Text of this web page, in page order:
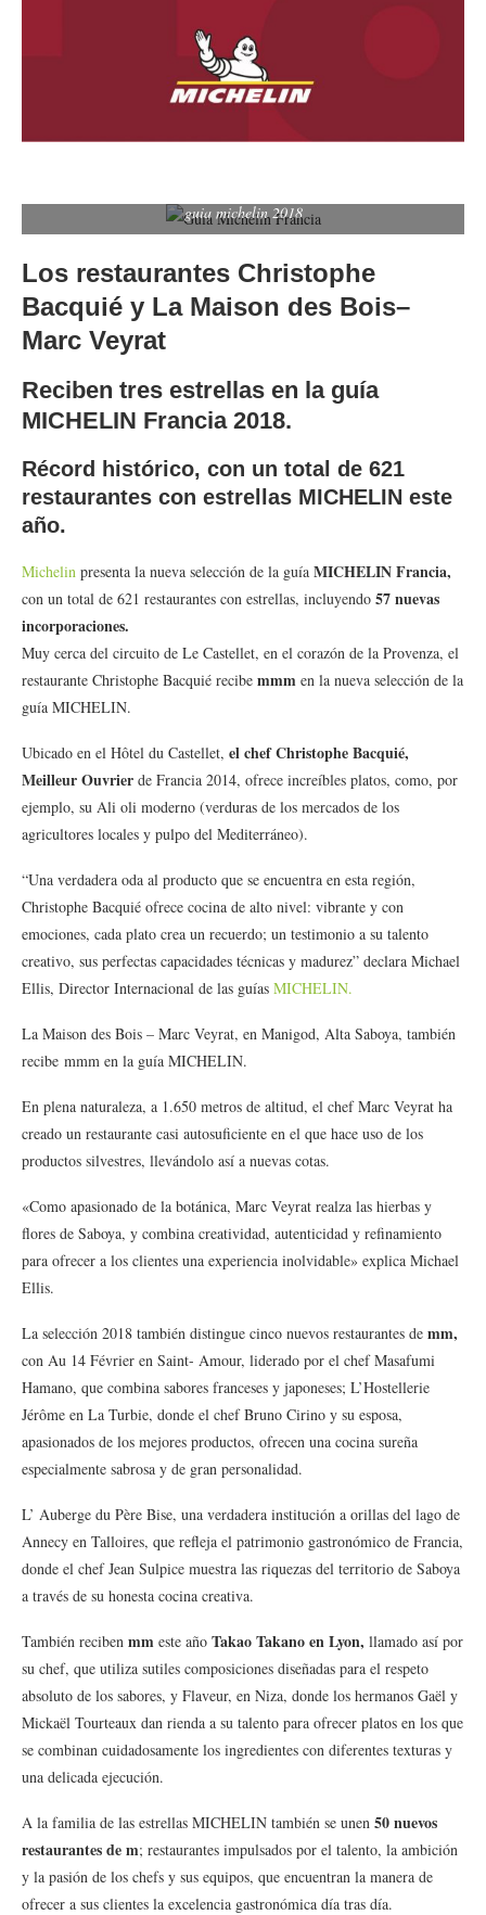
guia michelin 2018
Los restaurantes Christophe
Bacquié y La Maison des Bois–
Marc Veyrat
Reciben tres estrellas en la guía
MICHELIN Francia 2018.
Récord histórico, con un total de 621
restaurantes con estrellas MICHELIN este
año.
Michelin presenta la nueva selección de la guía MICHELIN Francia,
con un total de 621 restaurantes con estrellas, incluyendo 57 nuevas
incorporaciones.
Muy cerca del circuito de Le Castellet, en el corazón de la Provenza, el
restaurante Christophe Bacquié recibe mmm en la nueva selección de la
guía MICHELIN.
Ubicado en el Hôtel du Castellet, el chef Christophe Bacquié,
Meilleur Ouvrier de Francia 2014, ofrece increíbles platos, como, por
ejemplo, su Ali oli moderno (verduras de los mercados de los
agricultores locales y pulpo del Mediterráneo).
“Una verdadera oda al producto que se encuentra en esta región,
Christophe Bacquié ofrece cocina de alto nivel: vibrante y con
emociones, cada plato crea un recuerdo; un testimonio a su talento
creativo, sus perfectas capacidades técnicas y madurez” declara Michael
Ellis, Director Internacional de las guías MICHELIN.
La Maison des Bois – Marc Veyrat, en Manigod, Alta Saboya, también
recibe mmm en la guía MICHELIN.
En plena naturaleza, a 1.650 metros de altitud, el chef Marc Veyrat ha
creado un restaurante casi autosuficiente en el que hace uso de los
productos silvestres, llevándolo así a nuevas cotas.
«Como apasionado de la botánica, Marc Veyrat realza las hierbas y
flores de Saboya, y combina creatividad, autenticidad y refinamiento
para ofrecer a los clientes una experiencia inolvidable» explica Michael
Ellis.
La selección 2018 también distingue cinco nuevos restaurantes de mm,
con Au 14 Février en Saint- Amour, liderado por el chef Masafumi
Hamano, que combina sabores franceses y japoneses; L’Hostellerie
Jérôme en La Turbie, donde el chef Bruno Cirino y su esposa,
apasionados de los mejores productos, ofrecen una cocina sureña
especialmente sabrosa y de gran personalidad.
L’ Auberge du Père Bise, una verdadera institución a orillas del lago de
Annecy en Talloires, que refleja el patrimonio gastronómico de Francia,
donde el chef Jean Sulpice muestra las riquezas del territorio de Saboya
a través de su honesta cocina creativa.
También reciben mm este año Takao Takano en Lyon, llamado así por
su chef, que utiliza sutiles composiciones diseñadas para el respeto
absoluto de los sabores, y Flaveur, en Niza, donde los hermanos Gaël y
Mickaël Tourteaux dan rienda a su talento para ofrecer platos en los que
se combinan cuidadosamente los ingredientes con diferentes texturas y
una delicada ejecución.
A la familia de las estrellas MICHELIN también se unen 50 nuevos
restaurantes de m; restaurantes impulsados por el talento, la ambición
y la pasión de los chefs y sus equipos, que encuentran la manera de
ofrecer a sus clientes la excelencia gastronómica día tras día.